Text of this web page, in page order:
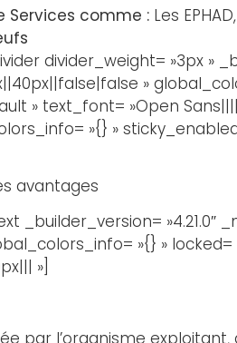
Services comme : Les
divider_weight= »3px »
»
» text_font= »Open
»{} »
avantages
_builder_version= »4.21.0″
»{} »
»]
par l’organisme